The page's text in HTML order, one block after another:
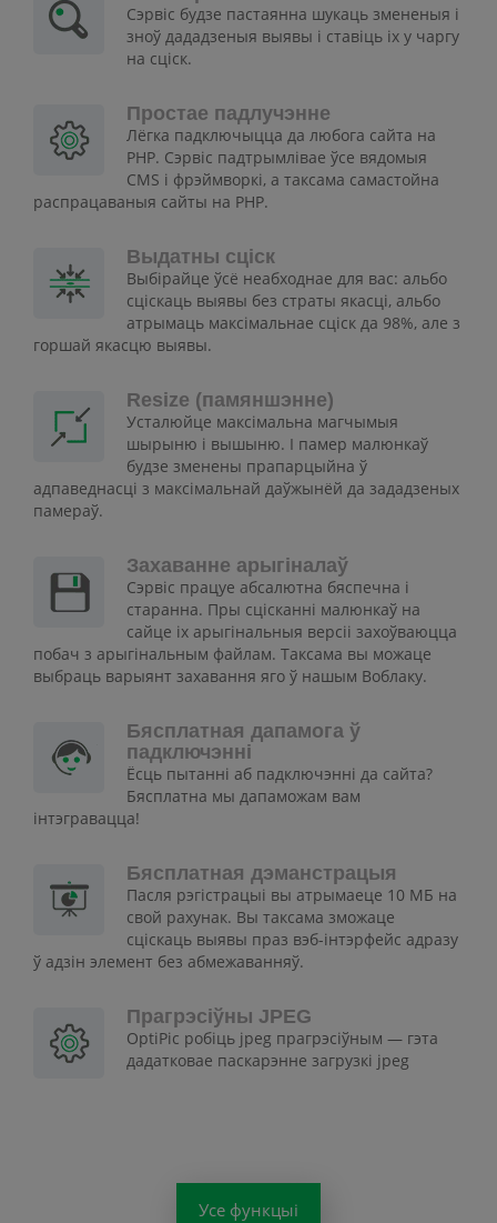
Сэрвіс будзе пастаянна шукаць змененыя і
зноў дададзеныя выявы і ставіць іх у чаргу
на сціск.
Простае падлучэнне
Лёгка падключыцца да любога сайта на
PHP. Сэрвіс падтрымлівае ўсе вядомыя
CMS і фрэймворкі, а таксама самастойна
распрацаваныя сайты на PHP.
Выдатны сціск
Выбірайце ўсё неабходнае для вас: альбо
сціскаць выявы без страты якасці, альбо
атрымаць максімальнае сціск да 98%, але з
горшай якасцю выявы.
Resize (памяншэнне)
Усталюйце максімальна магчымыя
шырыню і вышыню. І памер малюнкаў
будзе зменены прапарцыйна ў
адпаведнасці з максімальнай даўжынёй да зададзеных
памераў.
Захаванне арыгіналаў
Сэрвіс працуе абсалютна бяспечна і
старанна. Пры сцісканні малюнкаў на
сайце іх арыгінальныя версіі захоўваюцца
побач з арыгінальным файлам. Таксама вы можаце
выбраць варыянт захавання яго ў нашым Воблаку.
Бясплатная дапамога ў
падключэнні
Ёсць пытанні аб падключэнні да сайта?
Бясплатна мы дапаможам вам
інтэгравацца!
Бясплатная дэманстрацыя
Пасля рэгістрацыі вы атрымаеце 10 МБ на
свой рахунак. Вы таксама зможаце
сціскаць выявы праз вэб-інтэрфейс адразу
ў адзін элемент без абмежаванняў.
Прагрэсіўны JPEG
OptiPic робіць jpeg прагрэсіўным — гэта
дадатковае паскарэнне загрузкі jpeg
Усе функцыі